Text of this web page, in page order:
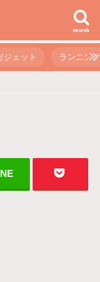
search
ジェット ランニング